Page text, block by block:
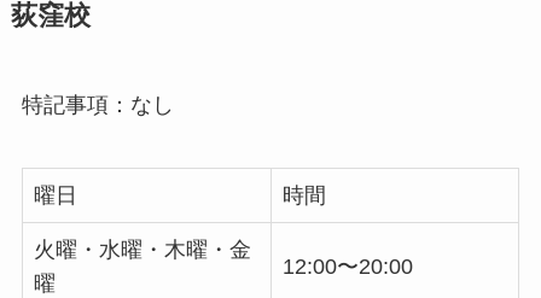
荻窪校
特記事項：なし
曜日 時間
火曜・水曜・木曜・金
曜
12:00〜20:00